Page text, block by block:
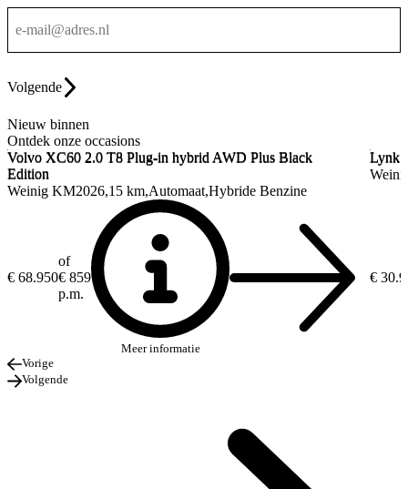
Volgende
Nieuw binnen
Ontdek onze occasions
Volvo XC60 2.0 T8 Plug-in hybrid AWD Plus Black
Edition
Weinig KM2026 15 km Automaat Hybride Benzine
€ 68.950
of
€ 859
p.m.
Meer informatie
Volvo XC60 2.0 T8 Plug-in hybrid AWD Plus Black
Edition
Lynk
€
Lynk
Vorige
Volgende